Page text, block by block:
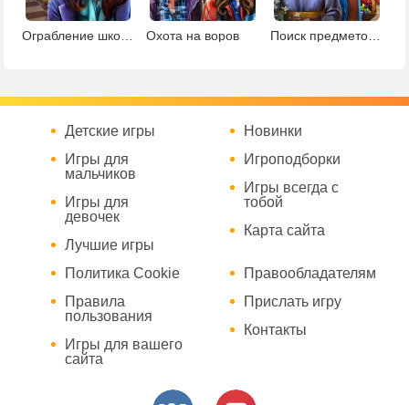
Ограбление школы Охота на воров Поиск предметов в ботаническом саду
Детские игры
Игры для
мальчиков
Игры для
девочек
Лучшие игры
Новинки
Игроподборки
Игры всегда с
тобой
Карта сайта
Политика Cookie
Правила
пользования
Игры для вашего
сайта
Правообладателям
Прислать игру
Контакты